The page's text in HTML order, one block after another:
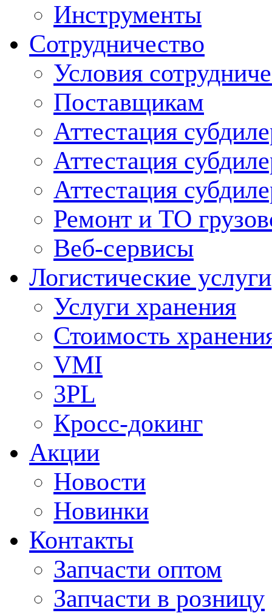
Инструменты
Сотрудничество
Условия
Поставщикам
Аттестация
Аттестация
Аттестация
Ремонт и ТО
Веб-сервисы
Логистические услуги
Услуги хранения
Стоимость
VMI
3PL
Кросс-докинг
Акции
Новости
Новинки
Контакты
Запчасти оптом
Запчасти в розницу